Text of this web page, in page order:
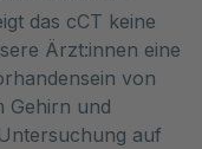
das cCT keine
Ärzt:innen eine
von
Gehirn und
auf